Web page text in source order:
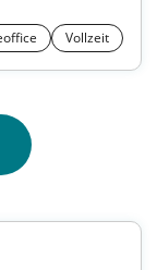
Vollzeit